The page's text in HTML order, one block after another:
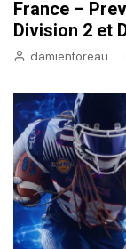
France –
Division 2 et
damienforeau